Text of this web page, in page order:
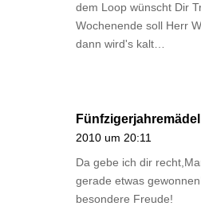
dem Loop wünscht Dir
Wochenende soll Herr
dann wird's kalt…
Fünfzigerjahremädel
2010 um 20:11
Da gebe ich dir
gerade etwas
besondere Freude!